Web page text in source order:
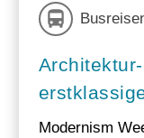
Modernism